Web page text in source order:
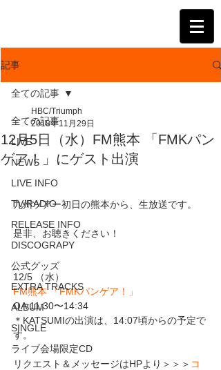
記事
全ての記事
LIVE
NEWS
LIVE INFO
TV/RADIO
RELEASE INFO
DISCOGRAPY
公式グッズ
EXTRA TRACKS
ALBUM
SINGLE
ライブ会場限定CD
全ての記事
12月5日（水）FM熊本 「FMKパン
ゲア！」にゲスト出演
HBC/Triumph
2018年11月29日
九州ツアー初日の熊本から、生放送です。
是非、お聴きください！
12/5 （水）
FM熊本 「FMKパンゲア！」
OA:11:30〜14:34
＊KATSUMIの出演は、14:07頃からの予定で
す。
リクエスト＆メッセージはHPより＞＞＞ コ